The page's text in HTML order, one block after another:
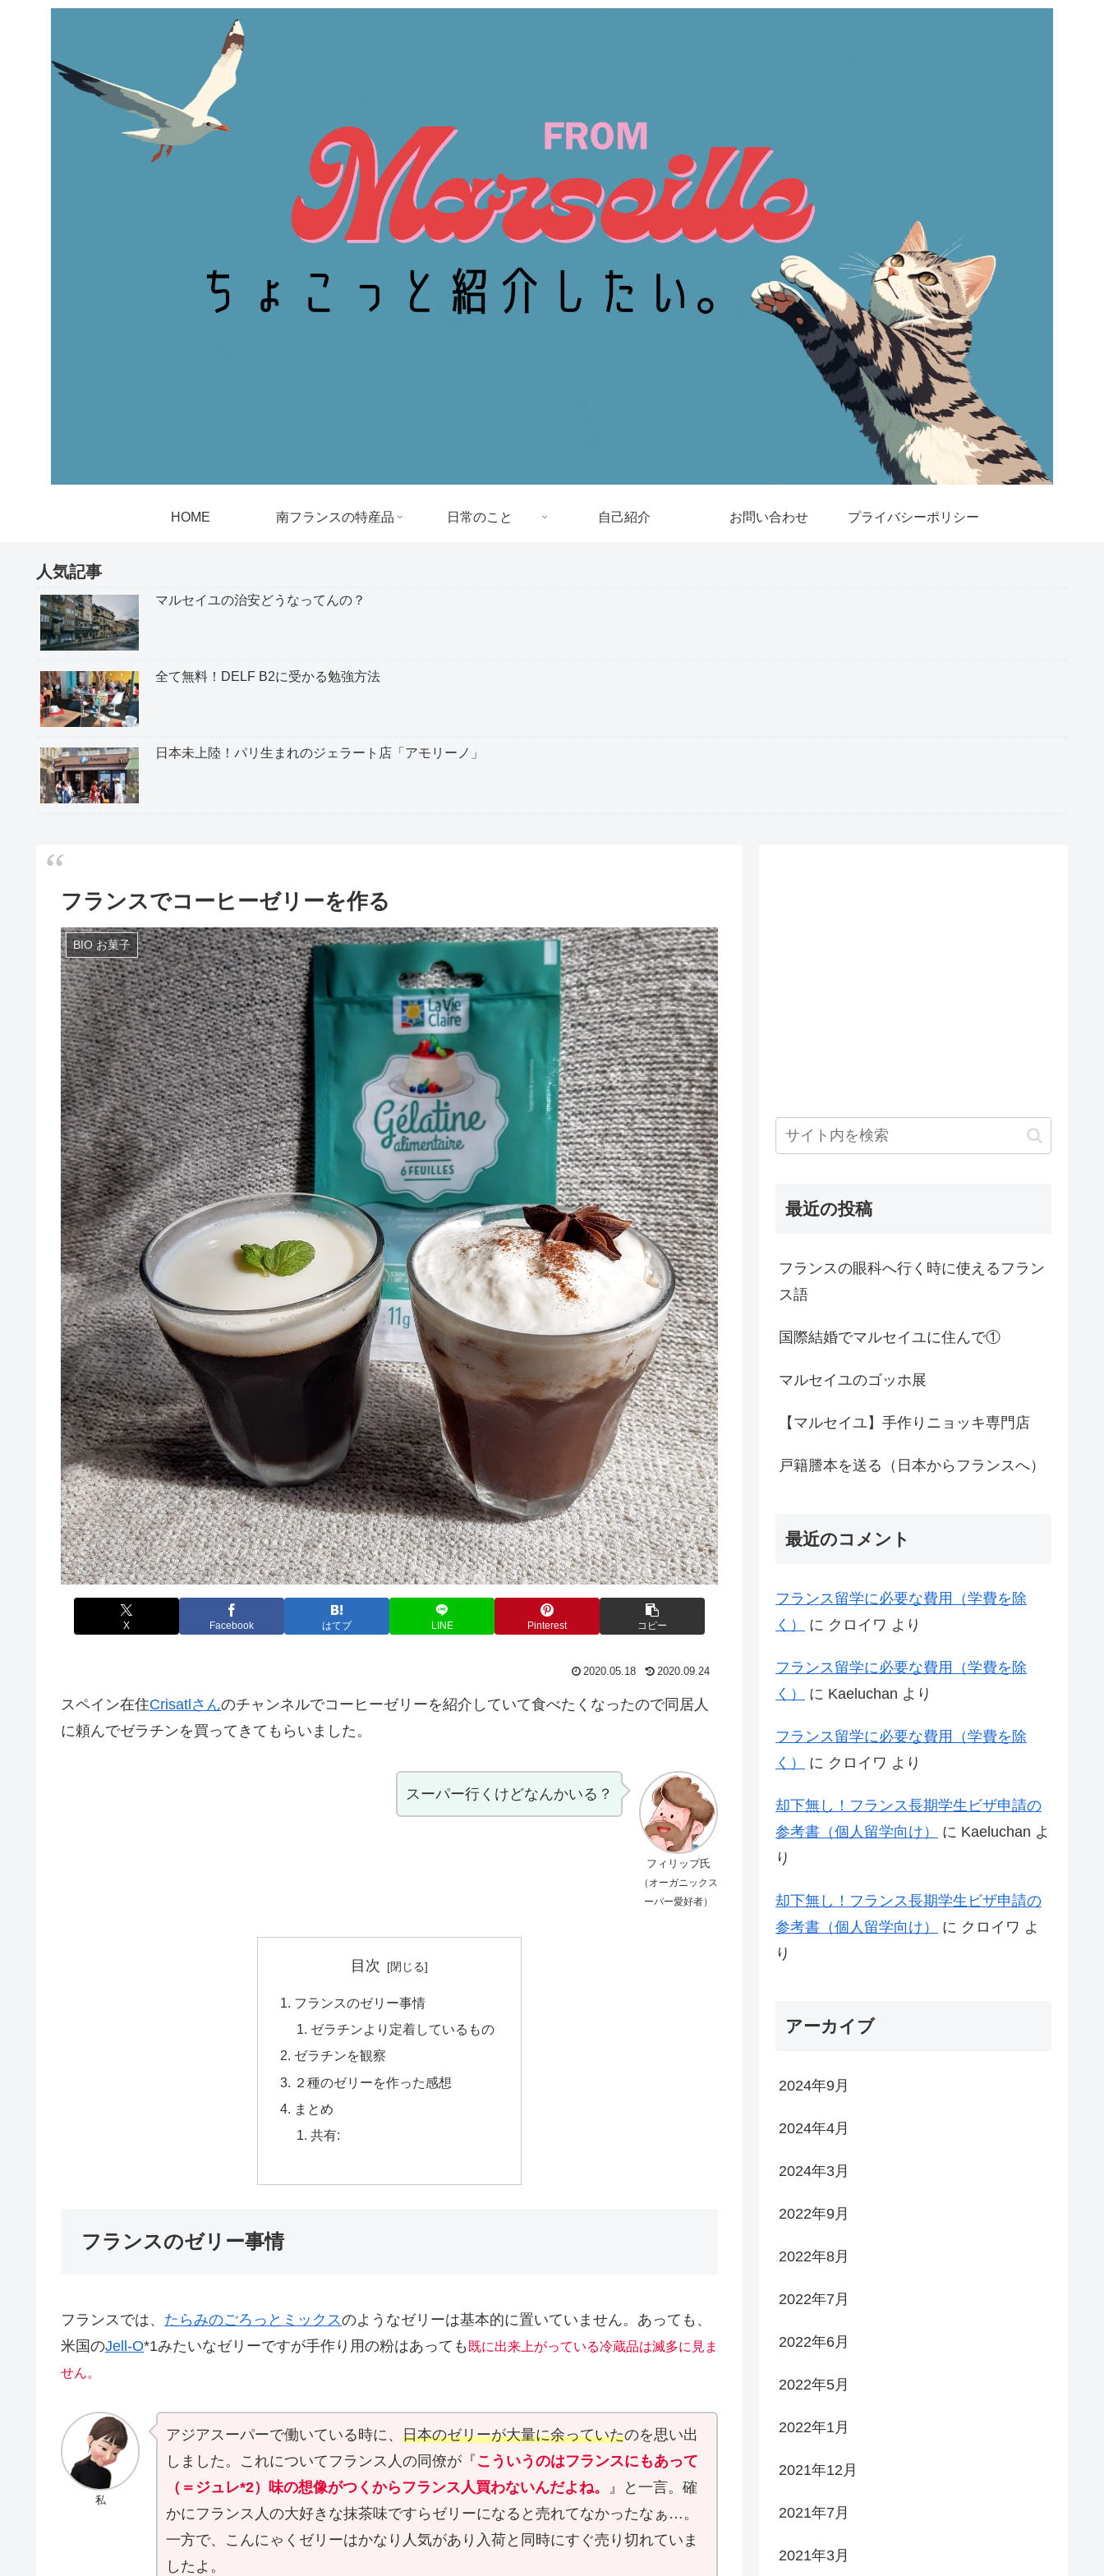
HOME 南フランスの特産品 日常のこと 自己紹介 お問い合わせ プライバシーポリシー
人気記事
マルセイユの治安どうなってんの？
全て無料！DELF B2に受かる勉強方法
日本未上陸！パリ生まれのジェラート店「アモリーノ」
フランスでコーヒーゼリーを作る
BIO お菓子
X Facebook はてブ LINE Pinterest コピー
2020.05.18 2020.09.24
スペイン在住Crisatlさんのチャンネルでコーヒーゼリーを紹介していて食べたくなったので同居人
に頼んでゼラチンを買ってきてもらいました。
フィリップ氏
（オーガニックス
ーパー愛好者）
スーパー行くけどなんかいる？
目次
フランスのゼリー事情
ゼラチンより定着しているもの
ゼラチンを観察
２種のゼリーを作った感想
まとめ
共有:
フランスのゼリー事情
フランスでは、 たらみのごろっとミックスのようなゼリーは基本的に置いていません。あっても、
米国のJell-O*1みたいなゼリーですが手作り用の粉はあっても 既に出来上がっている冷蔵品は滅多に見ま
せん。
私
アジアスーパーで働いている時に、 日本のゼリーが大量に余っていたのを思い出
しました。これについてフランス人の同僚が『 こういうのはフランスにもあって
（＝ジュレ*2）味の想像がつくからフランス人買わないんだよね。 』と一言。確
かにフランス人の大好きな抹茶味ですらゼリーになると売れてなかったなぁ…。
一方で、こんにゃくゼリーはかなり人気があり入荷と同時にすぐ売り切れていま
したよ。
最近の投稿
フランスの眼科へ行く時に使えるフラン
ス語
国際結婚でマルセイユに住んで①
マルセイユのゴッホ展
【マルセイユ】手作りニョッキ専門店
戸籍謄本を送る（日本からフランスへ）
最近のコメント
フランス留学に必要な費用（学費を除
く）
に クロイワ より
フランス留学に必要な費用（学費を除
く）
に Kaeluchan より
フランス留学に必要な費用（学費を除
く）
に クロイワ より
却下無し！フランス長期学生ビザ申請の
参考書（個人留学向け）
に Kaeluchan よ
り
却下無し！フランス長期学生ビザ申請の
参考書（個人留学向け）
に クロイワ よ
り
アーカイブ
2024年9月
2024年4月
2024年3月
2022年9月
2022年8月
2022年7月
2022年6月
2022年5月
2022年1月
2021年12月
2021年7月
2021年3月